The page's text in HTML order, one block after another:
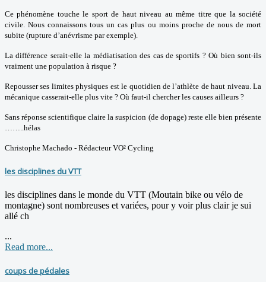
Ce phénomène touche le sport de haut niveau au même titre que la société
civile. Nous connaissons tous un cas plus ou moins proche de nous de mort
subite (rupture d’anévrisme par exemple).
La différence serait-elle la médiatisation des cas de sportifs ? Où bien sont-ils
vraiment une population à risque ?
Repousser ses limites physiques est le quotidien de l’athlète de haut niveau. La
mécanique casserait-elle plus vite ? Où faut-il chercher les causes ailleurs ?
Sans réponse scientifique claire la suspicion (de dopage) reste elle bien présente
……..hélas
Christophe Machado - Rédacteur VO² Cycling
les disciplines du VTT
les disciplines dans le monde du VTT (Moutain bike ou vélo de
montagne) sont nombreuses et variées, pour y voir plus clair je sui
allé ch
...
Read more...
coups de pédales